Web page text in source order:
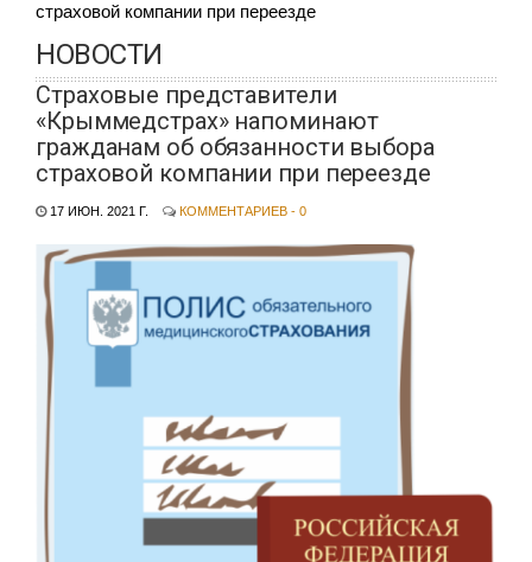
страховой компании при переезде
НОВОСТИ
Страховые представители
«Крыммедстрах» напоминают
гражданам об обязанности выбора
страховой компании при переезде
17 ИЮН. 2021 Г. КОММЕНТАРИЕВ - 0